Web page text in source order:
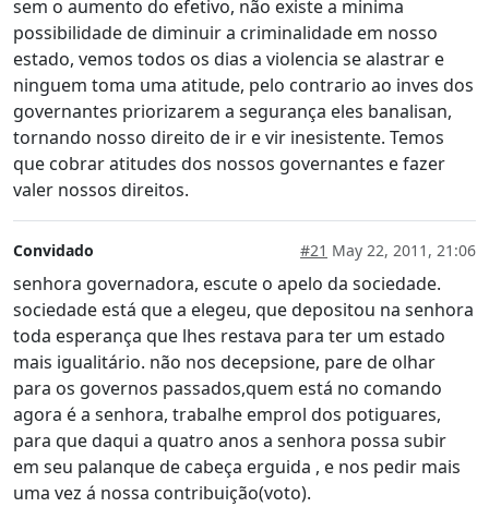
sem o aumento do efetivo, não existe a minima
possibilidade de diminuir a criminalidade em nosso
estado, vemos todos os dias a violencia se alastrar e
ninguem toma uma atitude, pelo contrario ao inves dos
governantes priorizarem a segurança eles banalisan,
tornando nosso direito de ir e vir inesistente. Temos
que cobrar atitudes dos nossos governantes e fazer
valer nossos direitos.
Convidado #21 May 22, 2011, 21:06
senhora governadora, escute o apelo da sociedade.
sociedade está que a elegeu, que depositou na senhora
toda esperança que lhes restava para ter um estado
mais igualitário. não nos decepsione, pare de olhar
para os governos passados,quem está no comando
agora é a senhora, trabalhe emprol dos potiguares,
para que daqui a quatro anos a senhora possa subir
em seu palanque de cabeça erguida , e nos pedir mais
uma vez á nossa contribuição(voto).